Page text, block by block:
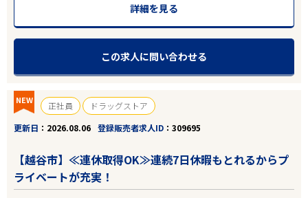
詳細を見る
この求人に問い合わせる
NEW 正社員
ドラッグストア
更新日
2026.08.06 登録販売者求人ID 309695
【越谷市】≪連休取得OK≫連続7日休暇もとれるからプ
ライベートが充実！